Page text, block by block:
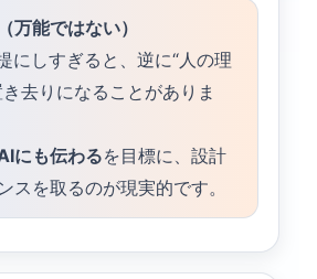
万能ではない）
にしすぎると、逆に“人の理
去りになることがありま
にも伝わるを目標に、設計
スを取るのが現実的です。